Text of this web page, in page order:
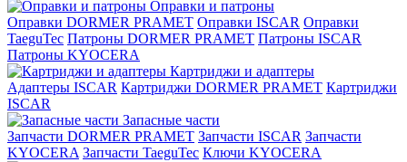
Оправки и патроны
Оправки DORMER PRAMET Оправки ISCAR Оправки
TaeguTec Патроны DORMER PRAMET Патроны ISCAR
Патроны KYOCERA
Картриджи и адаптеры
Адаптеры ISCAR Картриджи DORMER PRAMET Картриджи
ISCAR
Запасные части
Запчасти DORMER PRAMET Запчасти ISCAR Запчасти
KYOCERA Запчасти TaeguTec Ключи KYOCERA